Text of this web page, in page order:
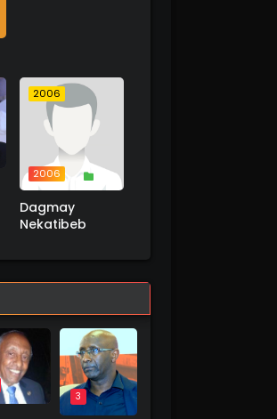
2006
2006 1 ስራ
Dagmay
Nekatibeb
3